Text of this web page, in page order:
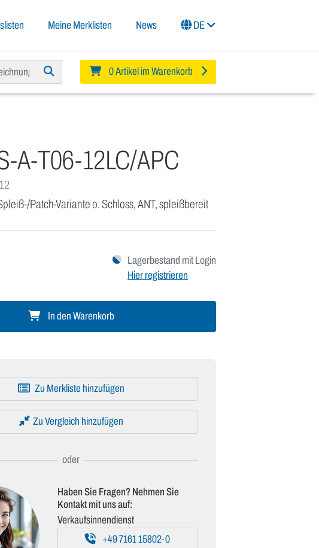
Meine Merklisten News DE
0 Artikel im Warenkorb
A-T06-12LC/APC
Patch-Variante o. Schloss, ANT, spleißbereit
Lagerbestand mit Login
Hier registrieren
In den Warenkorb
Zu Merkliste hinzufügen
Zu Vergleich hinzufügen
Haben Sie Fragen? Nehmen Sie
Kontakt mit uns auf:
Verkaufsinnendienst
+49 7161 15802-0